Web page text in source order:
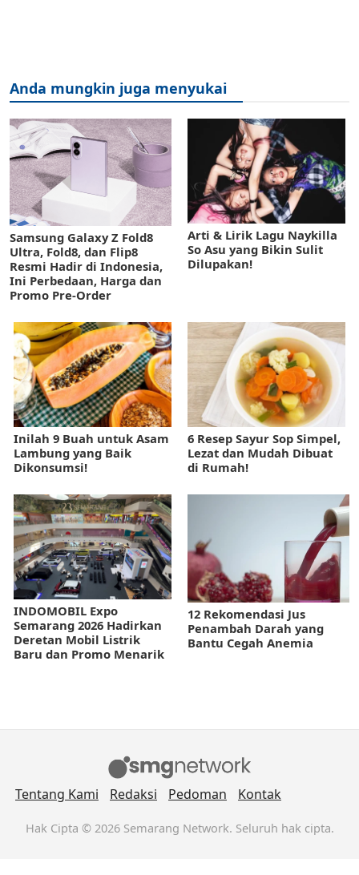
Anda mungkin juga menyukai
Samsung Galaxy Z Fold8
Ultra, Fold8, dan Flip8
Resmi Hadir di Indonesia,
Ini Perbedaan, Harga dan
Promo Pre-Order
Arti & Lirik Lagu Naykilla
So Asu yang Bikin Sulit
Dilupakan!
Inilah 9 Buah untuk Asam
Lambung yang Baik
Dikonsumsi!
6 Resep Sayur Sop Simpel,
Lezat dan Mudah Dibuat
di Rumah!
INDOMOBIL Expo
Semarang 2026 Hadirkan
Deretan Mobil Listrik
Baru dan Promo Menarik
12 Rekomendasi Jus
Penambah Darah yang
Bantu Cegah Anemia
Tentang Kami Redaksi Pedoman Kontak
Hak Cipta © 2026 Semarang Network. Seluruh hak cipta.